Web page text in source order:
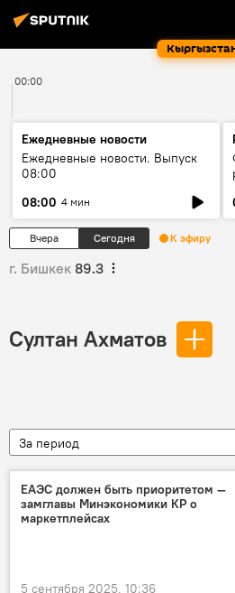
00:00
Ежедневные новости
Ежедневные новости. Выпуск
08:00
08:00 4 мин
Вчера Сегодня К эфиру
г. Бишкек 89.3
Султан Ахматов
За период
ЕАЭС должен быть приоритетом —
замглавы Минэкономики КР о
маркетплейсах
5 сентября 2025, 10:36